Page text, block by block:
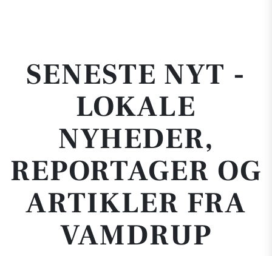
SENESTE NYT -
LOKALE
NYHEDER,
REPORTAGER OG
ARTIKLER FRA
VAMDRUP